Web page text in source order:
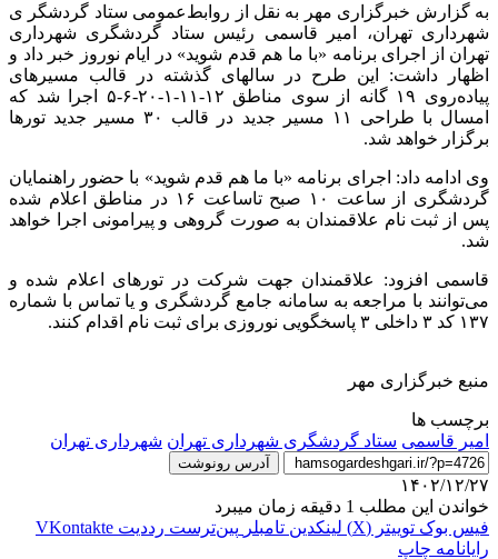
به گزارش خبرگزاری مهر به نقل از روابط‌عمومی ستاد گردشگر ی
شهرداری تهران، امیر قاسمی رئیس ستاد گردشگری شهرداری
تهران از اجرای برنامه «با ما هم قدم شوید» در ایام نوروز خبر داد و
اظهار داشت: این طرح در سالهای گذشته در قالب مسیرهای
پیاده‌روی ۱۹
گانه
از سوی مناطق ۱۲-۱۱-۱-۲۰-۶-۵ اجرا شد که
امسال با طراحی ۱۱ مسیر جدید در قالب ۳۰ مسیر جدید تورها
برگزار خواهد شد.
وی ادامه داد: اجرای برنامه «با ما هم قدم شوید» با حضور راهنمایان
گردشگری از ساعت ۱۰ صبح
تاساعت
۱۶ در مناطق اعلام شده
پس از ثبت نام علاقمندان به صورت گروهی و پیرامونی اجرا خواهد
شد.
قاسمی افزود: علاقمندان جهت شرکت در تورهای اعلام شده و
می‌توانند با مراجعه به سامانه جامع گردشگری و یا تماس با شماره
۱۳۷ کد ۳ داخلی ۳ پاسخگویی نوروزی برای ثبت نام اقدام کنند.
منبع خبرگزاری مهر
برچسب ها
امیر قاسمی ستاد گردشگری شهرداری تهران شهرداری تهران
آدرس رونوشت
۱۴۰۲/۱۲/۲۷
خواندن این مطلب 1 دقیقه زمان میبرد
فیس بوک توییتر (X) لینکدین ‫تامبلر ‫پین‌ترست ‫رددیت ‫VKontakte
رایانامه چاپ